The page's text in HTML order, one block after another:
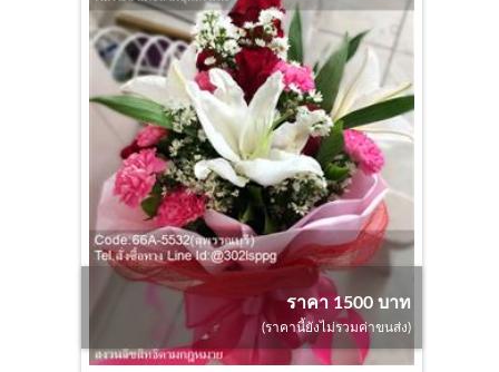
ราคา 1500 บาท
(ราคานี้ยังไม่รวมค่าขนส่ง)